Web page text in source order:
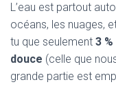
L’eau est partout
océans, les nuages,
tu que seulement 3
douce (celle que
grande partie est